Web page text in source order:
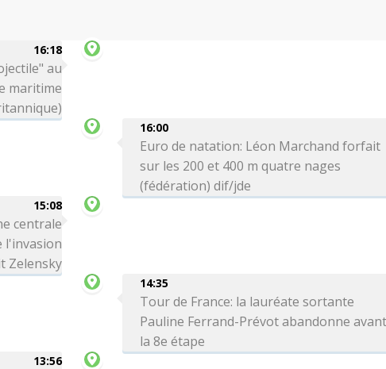
16:18
au
maritime
16:00
Euro de natation: Léon Marchand forfait
sur les 200 et 400 m quatre nages
(fédération) dif/jde
15:08
centrale
l'invasion
Zelensky
14:35
Tour de France: la lauréate sortante
Pauline Ferrand-Prévot abandonne
la 8e étape
13:56